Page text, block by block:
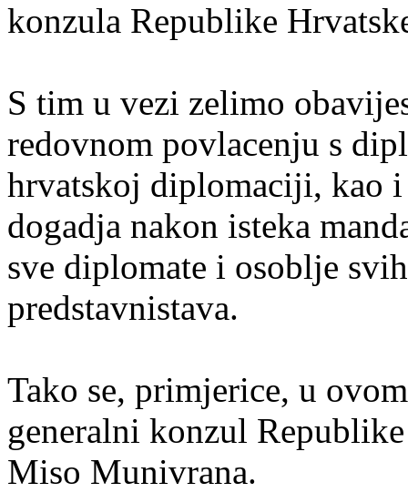
konzula Republike
S tim u vezi zelimo
redovnom povlacenju s
hrvatskoj diplomaciji, kao
dogadja nakon isteka
sve diplomate i osoblje
predstavnistava.
Tako se, primjerice, u
generalni konzul
Miso Munivrana.